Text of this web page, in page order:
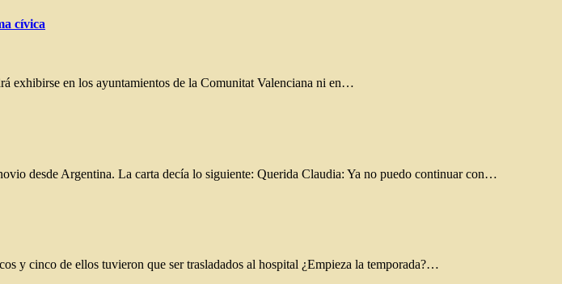
cívica
exhibirse en los ayuntamientos de la Comunitat Valenciana ni en…
desde Argentina. La carta decía lo siguiente: Querida Claudia: Ya no puedo continuar con…
y cinco de ellos tuvieron que ser trasladados al hospital ¿Empieza la temporada?…